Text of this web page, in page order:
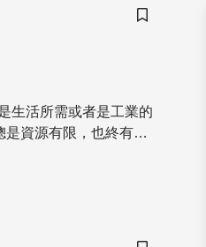
儲存書籤
生活所需或者是工業的
資源有限，也終有消